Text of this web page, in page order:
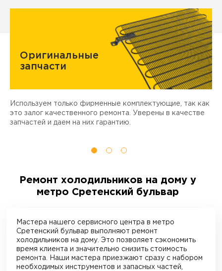
Оригинальные
запчасти
Используем только фирменные комплектующие, так как
это залог качественного ремонта. Уверены в качестве
запчастей и даем на них гарантию.
Ремонт холодильников на дому у
метро Сретенский бульвар
Мастера нашего сервисного центра вметро
Сретенский бульвар выполняют ремонт
холодильников на дому. Это позволяет сэкономить
время клиента и значительно снизить стоимость
ремонта. Наши мастера приезжают сразу с набором
необходимых инструментов и запасных частей,